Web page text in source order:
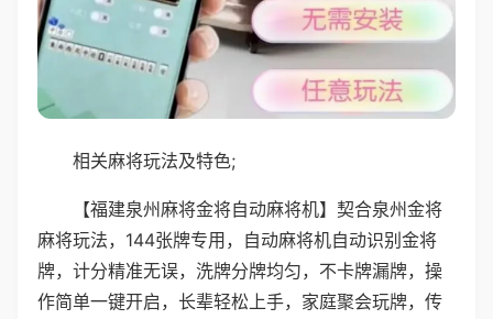
相关麻将玩法及特色;
【福建泉州麻将金将自动麻将机】契合泉州金将
麻将玩法，144张牌专用，自动麻将机自动识别金将
牌，计分精准无误，洗牌分牌均匀，不卡牌漏牌，操
作简单一键开启，长辈轻松上手，家庭聚会玩牌，传